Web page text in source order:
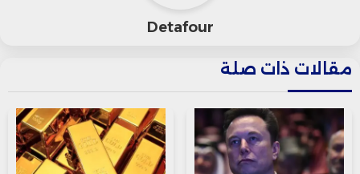
بدأ ترامب بسرعة في تنفيذ خطط لتسريح آلاف
الموظفين الحكوميين وتقليص البرامج
الفدرالية، مستهدفًا بشكل خاص الوكالة
الأمريكية للتنمية الدولية، إلا أن عدة محاكم
Detafour
مقالات ذات صلة